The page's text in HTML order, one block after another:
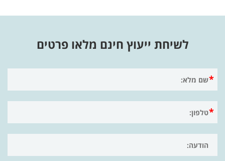
לשיחת ייעוץ חינם מלאו פרטים